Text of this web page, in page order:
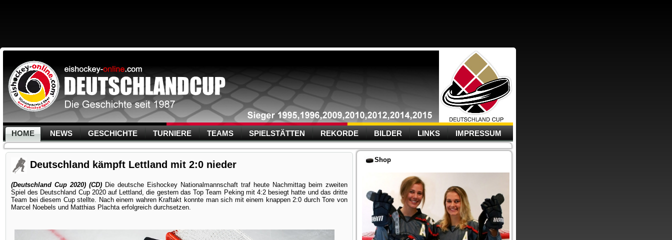
HOME NEWS GESCHICHTE TURNIERE TEAMS SPIELSTÄTTEN REKORDE BILDER LINKS IMPRESSUM
Deutschland kämpft Lettland mit 2:0 nieder
(Deutschland Cup 2020) (CD) Die deutsche Eishockey Nationalmannschaft traf heute Nachmittag beim zweiten
Spiel des Deutschland Cup 2020 auf Lettland, die gestern das Top Team Peking mit 4:2 besiegt hatte und das dritte
Team bei diesem Cup stellte. Nach einem wahren Kraftakt konnte man sich mit einem knappen 2:0 durch Tore von
Marcel Noebels und Matthias Plachta erfolgreich durchsetzen.
Shop